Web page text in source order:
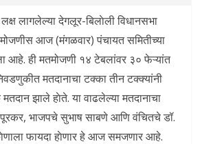
लागलेल्या देगलूर-बिलाेली विधानसभा
आज (मंगळवार) पंचायत समितीच्या
आहे. ही मतमोजणी १४ टेबलांवर ३० फेऱ्यांत
मतदानाचा टक्का तीन टक्क्यांनी
झाले हाेते. या वाढलेल्या मतदानाचा
भाजपचे सुभाष साबणे आणि वंचितचे डॉ.
फायदा हाेणार हे आज समजणार आहे.